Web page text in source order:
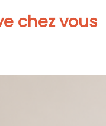
chez vous